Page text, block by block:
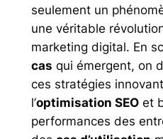
seulement un
une véritable
marketing digital. En
cas qui émergent, on
ces stratégies
l’optimisation SEOet
performances des